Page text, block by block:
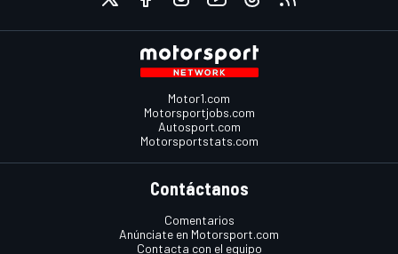
Motor1.com
Motorsportjobs.com
Autosport.com
Motorsportstats.com
Contáctanos
Comentarios
Anúnciate en Motorsport.com
Contacta con el equipo